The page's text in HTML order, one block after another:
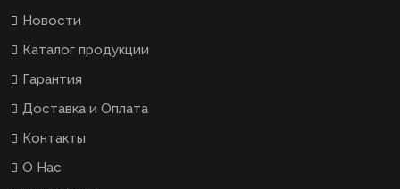
Новости
Каталог продукции
Гарантия
Доставка и Оплата
Контакты
О Нас